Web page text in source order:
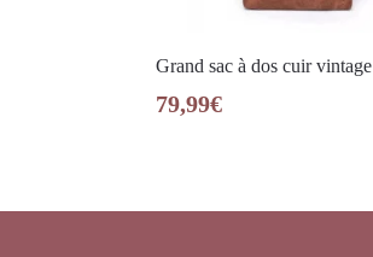
Grand sac à dos cuir vintage
79,99€